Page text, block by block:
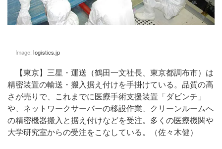
Image: logistics.jp
【東京】三星・運送（鶴田一文社長、東京都調布市）は
精密装置の輸送・搬入据え付けを手掛けている。品質の高
さが売りで、これまでに医療手術支援装置「ダビンチ」
や、ネットワークサーバーの移設作業、クリーンルームへ
の精密機器搬入と据え付けなどを受注。多くの医療機関や
大学研究室からの受注をこなしている。（佐々木健）